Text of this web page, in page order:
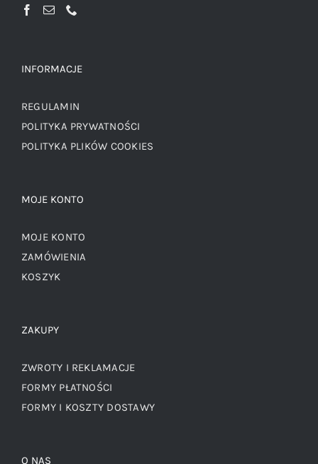
INFORMACJE
REGULAMIN
POLITYKA PRYWATNOŚCI
POLITYKA PLIKÓW COOKIES
MOJE KONTO
MOJE KONTO
ZAMÓWIENIA
KOSZYK
ZAKUPY
ZWROTY I REKLAMACJE
FORMY PŁATNOŚCI
FORMY I KOSZTY DOSTAWY
O NAS